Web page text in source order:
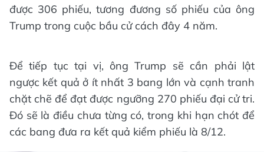
được 306 phiếu, tương đương số phiếu của ông
Trump trong cuộc bầu cử cách đây 4 năm.
Để tiếp tục tại vị, ông Trump sẽ cần phải lật
ngược kết quả ở ít nhất 3 bang lớn và cạnh tranh
chặt chẽ để đạt được ngưỡng 270 phiếu đại cử tri.
Đó sẽ là điều chưa từng có, trong khi hạn chót để
các bang đưa ra kết quả kiểm phiếu là 8/12.